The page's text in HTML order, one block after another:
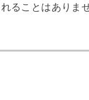
ることはありませ